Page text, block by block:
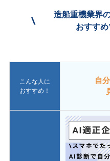
\
造船重機業界
おすすめ
こんな人に
おすすめ！
自